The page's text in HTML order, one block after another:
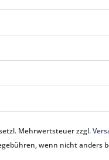
Mehrwertsteuer zzgl.
wenn nicht anders